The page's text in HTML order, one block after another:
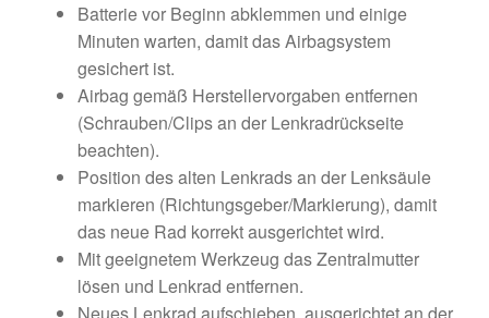
Batterie vor Beginn abklemmen und einige
Minuten warten, damit das Airbagsystem
gesichert ist.
Airbag gemäß Herstellervorgaben entfernen
(Schrauben/Clips an der Lenkradrückseite
beachten).
Position des alten Lenkrads an der Lenksäule
markieren (Richtungsgeber/Markierung), damit
das neue Rad korrekt ausgerichtet wird.
Mit geeignetem Werkzeug das Zentralmutter
lösen und Lenkrad entfernen.